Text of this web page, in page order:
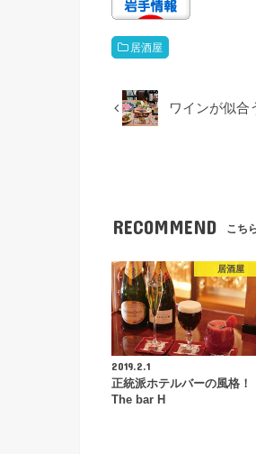
居酒屋
ワインが似合
RECOMMEND こち
居酒屋
2019.2.1
正統派ホテルバーの風格！
The bar H